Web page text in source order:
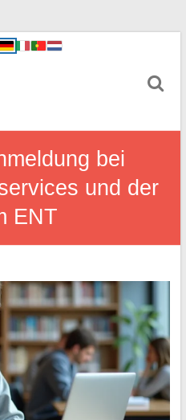
bei
und der
ENT